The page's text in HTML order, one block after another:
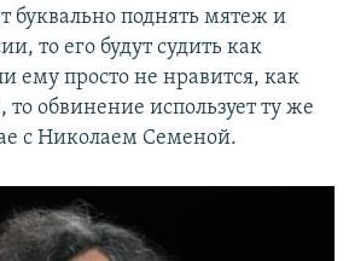
буквально поднять мятеж и
то его будут судить как
ему просто не нравится, как
то обвинение использует ту же
с Николаем Семеной.